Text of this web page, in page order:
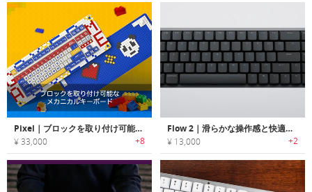
Pixel｜ブロックを取り付け可能なメカニカルキーボード「ピクセル」
¥ 33,000 +8
Flow 2｜滑らかな操作感と快適な打鍵感を両立！タッチバー搭載キーボード
¥ 13,000 +2